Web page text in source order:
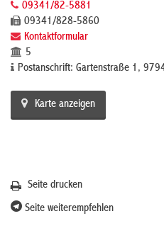
09341/82-5881
09341/828-5860
Kontaktformular
5
Postanschrift: Gartenstraße 1,
Karte anzeigen
Seite drucken
Seite weiterempfehlen